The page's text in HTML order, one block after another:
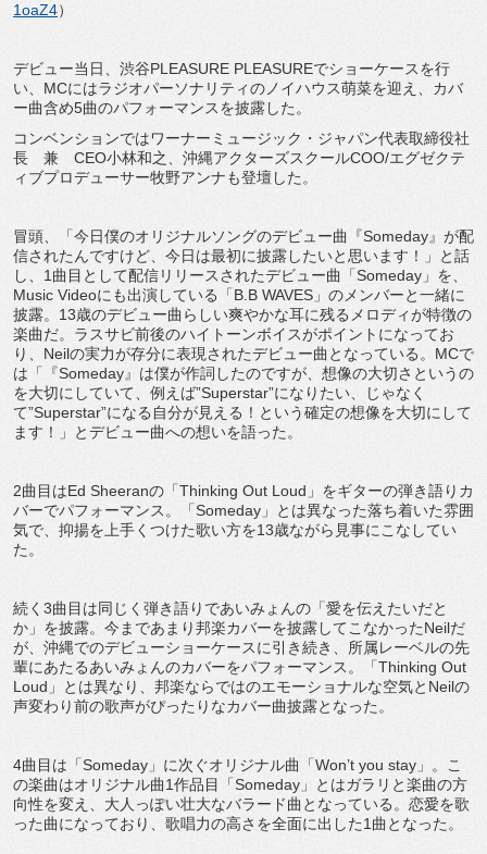
1oaZ4）
デビュー当日、渋谷PLEASURE PLEASUREでショーケースを行
い、MCにはラジオパーソナリティのノイハウス萌菜を迎え、カバ
ー曲含め5曲のパフォーマンスを披露した。
コンベンションではワーナーミュージック・ジャパン代表取締役社
長 兼 CEO小林和之、沖縄アクターズスクールCOO/エグゼクテ
ィブプロデューサー牧野アンナも登壇した。
冒頭、「今日僕のオリジナルソングのデビュー曲『Someday』が配
信されたんですけど、今日は最初に披露したいと思います！」と話
し、1曲目として配信リリースされたデビュー曲「Someday」を、
Music Videoにも出演している「B.B WAVES」のメンバーと一緒に
披露。13歳のデビュー曲らしい爽やかな耳に残るメロディが特徴の
楽曲だ。ラスサビ前後のハイトーンボイスがポイントになってお
り、Neilの実力が存分に表現されたデビュー曲となっている。MCで
は「『Someday』は僕が作詞したのですが、想像の大切さというの
を大切にしていて、例えば”Superstar”になりたい、じゃなく
て”Superstar”になる自分が見える！という確定の想像を大切にして
ます！」とデビュー曲への想いを語った。
2曲目はEd Sheeranの「Thinking Out Loud」をギターの弾き語りカ
バーでパフォーマンス。「Someday」とは異なった落ち着いた雰囲
気で、抑揚を上手くつけた歌い方を13歳ながら見事にこなしてい
た。
続く3曲目は同じく弾き語りであいみょんの「愛を伝えたいだと
か」を披露。今まであまり邦楽カバーを披露してこなかったNeilだ
が、沖縄でのデビューショーケースに引き続き、所属レーベルの先
輩にあたるあいみょんのカバーをパフォーマンス。「Thinking Out
Loud」とは異なり、邦楽ならではのエモーショナルな空気とNeilの
声変わり前の歌声がぴったりなカバー曲披露となった。
4曲目は「Someday」に次ぐオリジナル曲「Won’t you stay」。こ
の楽曲はオリジナル曲1作品目「Someday」とはガラリと楽曲の方
向性を変え、大人っぽい壮大なバラード曲となっている。恋愛を歌
った曲になっており、歌唱力の高さを全面に出した1曲となった。